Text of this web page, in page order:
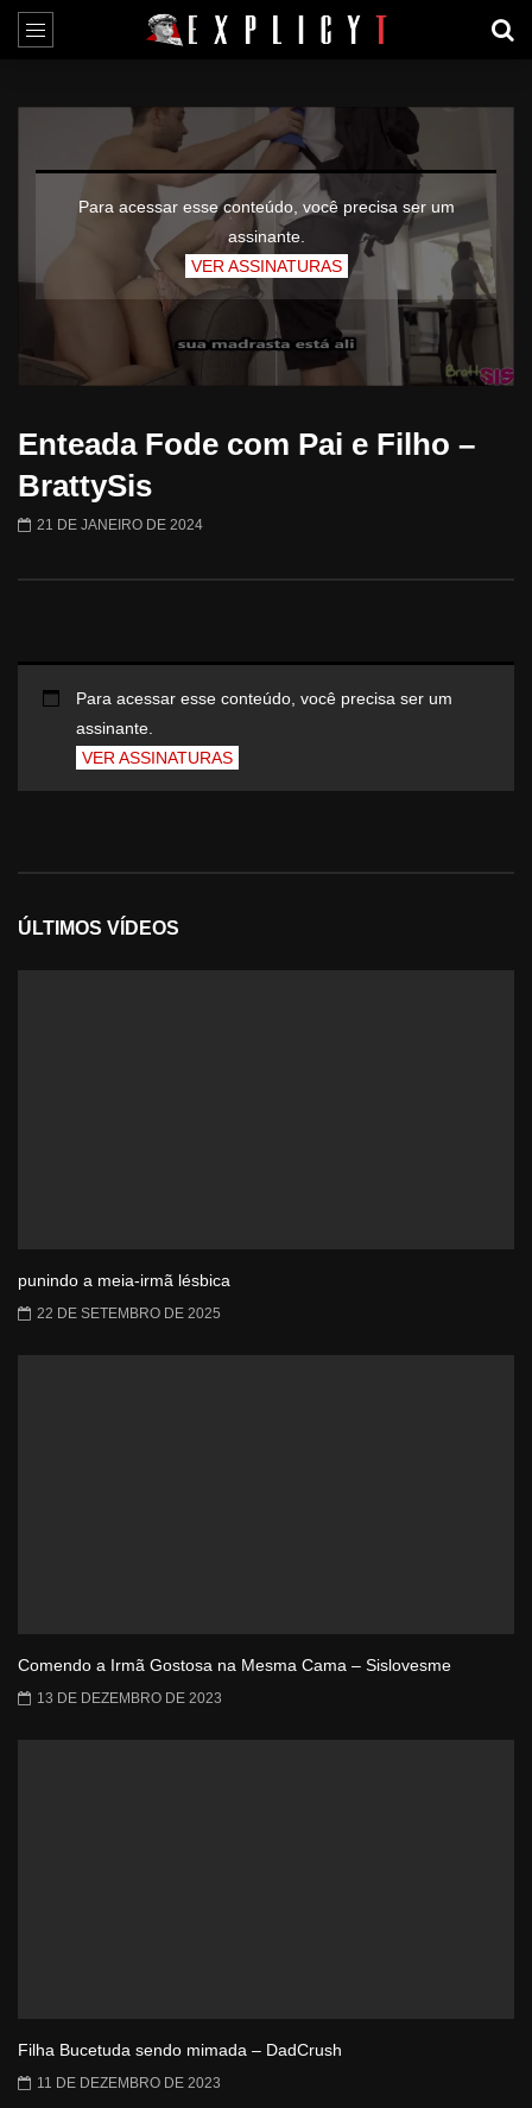
Para acessar esse conteúdo, você precisa ser um
assinante.
VER ASSINATURAS
Enteada Fode com Pai e Filho –
BrattySis
21 DE JANEIRO DE 2024
Para acessar esse conteúdo, você precisa ser um
assinante.
VER ASSINATURAS
ÚLTIMOS VÍDEOS
punindo a meia-irmã lésbica
22 DE SETEMBRO DE 2025
Comendo a Irmã Gostosa na Mesma Cama – Sislovesme
13 DE DEZEMBRO DE 2023
Filha Bucetuda sendo mimada – DadCrush
11 DE DEZEMBRO DE 2023